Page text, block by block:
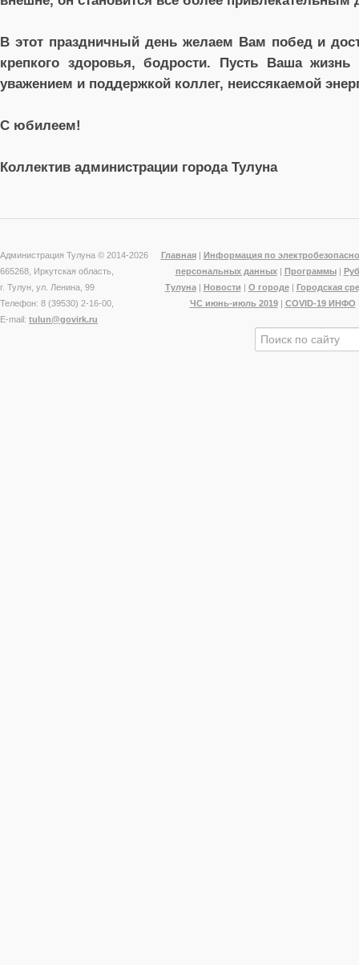
В этот праздничный день желаем Вам побед и
крепкого здоровья, бодрости. Пусть Ваша
уважением и поддержкой коллег, неиссякаемой
С юбилеем!
Коллектив администрации города Тулуна
Администрация Тулуна © 2014-2026
665268, Иркутская область,
г. Тулун, ул. Ленина, 99
Телефон: 8 (39530) 2-16-00,
E-mail: tulun@govirk.ru
Главная| Информация по
персональных данных| Программы|
Тулуна| Новости | О городе| Городская
ЧС июнь-июль 2019| COVID-19 ИНФО